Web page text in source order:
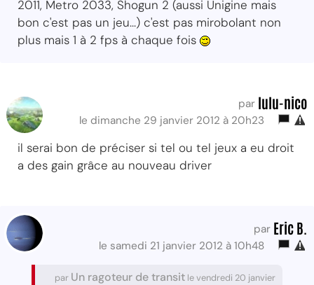
2011, Metro 2033, Shogun 2 (aussi Unigine mais
bon c'est pas un jeu...) c'est pas mirobolant non
plus mais 1 à 2 fps à chaque fois
par lulu-nico
le dimanche 29 janvier 2012 à 20h23
il serai bon de préciser si tel ou tel jeux a eu droit
a des gain grâce au nouveau driver
par Eric B.
le samedi 21 janvier 2012 à 10h48
par Un ragoteur de transit le vendredi 20 janvier